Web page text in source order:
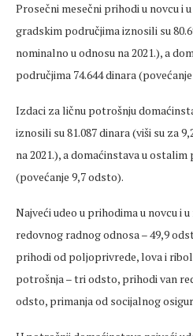
Prosečni mesečni prihodi u novcu i
gradskim područjima iznosili su
nominalno u odnosu na 2021.), a
područjima 74.644 dinara
Izdaci za ličnu potrošnju
iznosili su 81.087 dinara (viši su za
na 2021.), a domaćinstava u ostalim
(povećanje 9,7 odsto).
Najveći udeo u prihodima u novcu i
redovnog radnog odnosa – 49,9
prihodi od poljoprivrede, lova i
potrošnja – tri odsto, prihodi van
odsto, primanja od socijalnog